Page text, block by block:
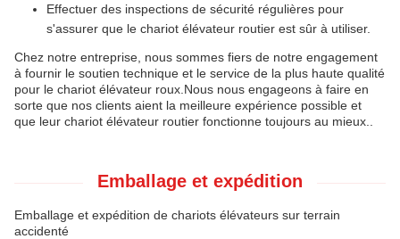
Effectuer des inspections de sécurité régulières pour
s'assurer que le chariot élévateur routier est sûr à utiliser.
Chez notre entreprise, nous sommes fiers de notre engagement
à fournir le soutien technique et le service de la plus haute qualité
pour le chariot élévateur roux.Nous nous engageons à faire en
sorte que nos clients aient la meilleure expérience possible et
que leur chariot élévateur routier fonctionne toujours au mieux..
Emballage et expédition
Emballage et expédition de chariots élévateurs sur terrain
accidenté